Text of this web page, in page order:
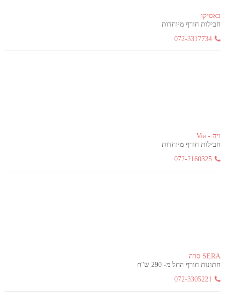
באסיקו
חבילות חורף מיוחדות
072-3317734
ויה - Via
חבילות חורף מיוחדות
072-2160325
SERA סרה
חתונות חורף החל מ- 290 ש"ח
072-3305221